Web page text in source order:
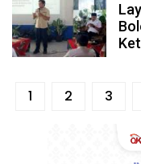
1 2 3